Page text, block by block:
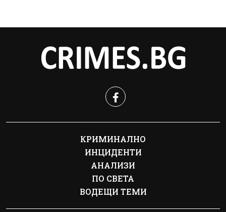
КРИМИНАЛНО
ИНЦИДЕНТИ
АНАЛИЗИ
ПО СВЕТА
ВОДЕЩИ ТЕМИ